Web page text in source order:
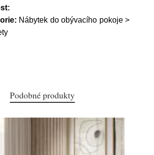
Nábytek do obývacího pokoje >
Podobné produkty